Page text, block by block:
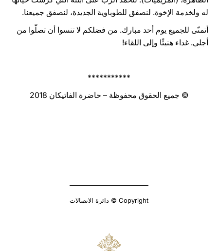
له ولخدمة الإخوة. لنصفق للطوباوية الجديدة، لنصفق جميعنا.
أتمنّى للجميع يوم أحد مبارك. من فضلكم لا تنسوا أن تصلّوا من
أجلي. غداء هنيئًا وإلى اللقاء!
***********
© جميع الحقوق محفوظة – حاضرة الفاتيكان 2018
Copyright © دائرة الاتصالات